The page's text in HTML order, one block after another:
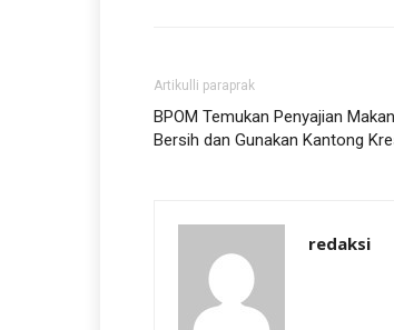
Artikulli paraprak
BPOM Temukan Penyajian
Bersih dan Gunakan Kantong
redaksi